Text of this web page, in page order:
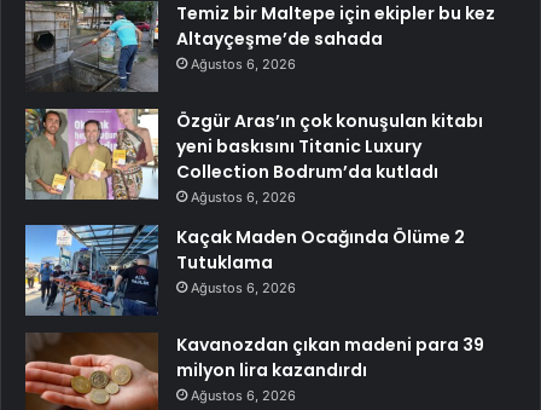
Temiz bir Maltepe için ekipler bu kez
Altayçeşme’de sahada
Ağustos 6, 2026
Özgür Aras’ın çok konuşulan kitabı
yeni baskısını Titanic Luxury
Collection Bodrum’da kutladı
Ağustos 6, 2026
Kaçak Maden Ocağında Ölüme 2
Tutuklama
Ağustos 6, 2026
Kavanozdan çıkan madeni para 39
milyon lira kazandırdı
Ağustos 6, 2026